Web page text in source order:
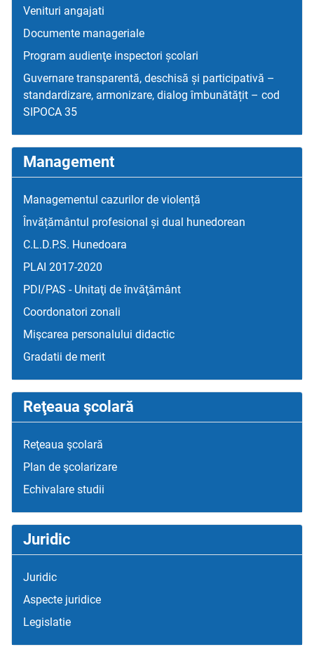
Venituri angajati
Documente manageriale
Program audienţe inspectori școlari
Guvernare transparentă, deschisă și participativă –
standardizare, armonizare, dialog îmbunătățit – cod
SIPOCA 35
Management
Managementul cazurilor de violență
Învățământul profesional și dual hunedorean
C.L.D.P.S. Hunedoara
PLAI 2017-2020
PDI/PAS - Unitaţi de învăţământ
Coordonatori zonali
Mişcarea personalului didactic
Gradatii de merit
Reţeaua şcolară
Reţeaua şcolară
Plan de şcolarizare
Echivalare studii
Juridic
Juridic
Aspecte juridice
Legislatie